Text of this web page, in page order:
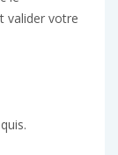
valider votre